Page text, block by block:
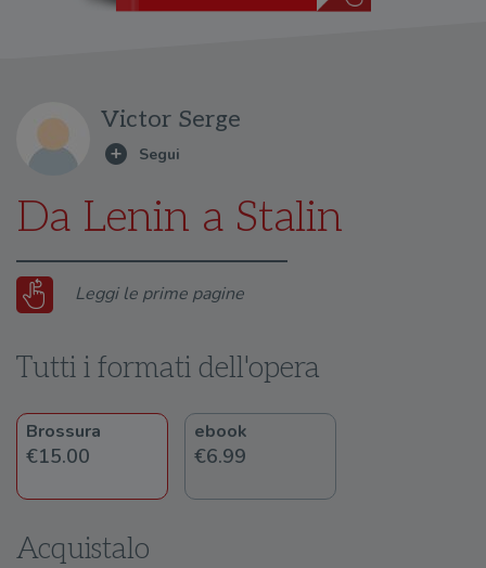
Victor Serge
Da Lenin a Stalin
Leggi le prime pagine
Tutti i formati dell'opera
Brossura
€15.00
ebook
€6.99
Acquistalo